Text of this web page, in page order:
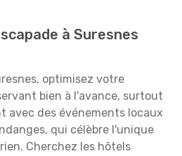
à Suresnes
optimisez votre
bien à l'avance, surtout
avec des événements locaux
qui célèbre l'unique
Cherchez les hôtels